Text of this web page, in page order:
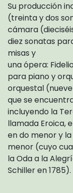
Su producción
(treinta y dos
cámara
diez sonatas
misas y
una ópera:
para piano y
orquestal
que se
incluyendo la
llamada Eroica,
en do menor y
menor (cuyo
la Oda a la
Schiller en 1785).